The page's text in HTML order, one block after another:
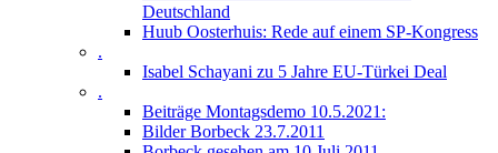
Deutschland
Huub Oosterhuis: Rede auf einem SP-Kongress
.
Isabel Schayani zu 5 Jahre EU-Türkei Deal
.
Beiträge Montagsdemo 10.5.2021:
Bilder Borbeck 23.7.2011